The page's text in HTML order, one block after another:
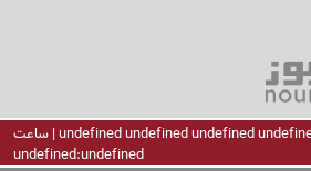
undefined undefined undefined undefined | ساعت
undefined:undefined